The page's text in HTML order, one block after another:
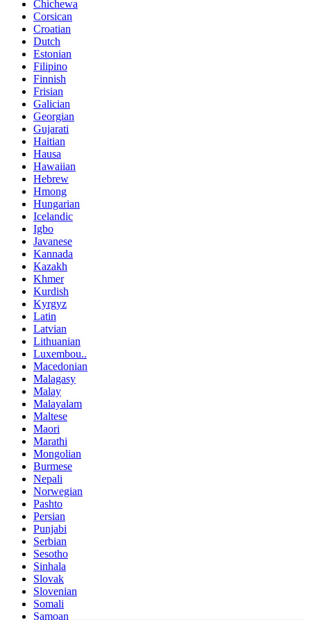
Chichewa
Corsican
Croatian
Dutch
Estonian
Filipino
Finnish
Frisian
Galician
Georgian
Gujarati
Haitian
Hausa
Hawaiian
Hebrew
Hmong
Hungarian
Icelandic
Igbo
Javanese
Kannada
Kazakh
Khmer
Kurdish
Kyrgyz
Latin
Latvian
Lithuanian
Luxembou..
Macedonian
Malagasy
Malay
Malayalam
Maltese
Maori
Marathi
Mongolian
Burmese
Nepali
Norwegian
Pashto
Persian
Punjabi
Serbian
Sesotho
Sinhala
Slovak
Slovenian
Somali
Samoan